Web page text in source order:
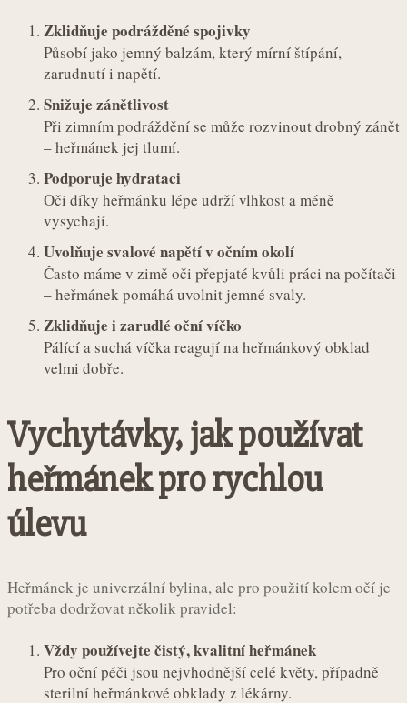
Zklidňuje podrážděné spojivky
Působí jako jemný balzám, který mírní štípání,
zarudnutí i napětí.
Snižuje zánětlivost
Při zimním podráždění se může rozvinout drobný zánět
– heřmánek jej tlumí.
Podporuje hydrataci
Oči díky heřmánku lépe udrží vlhkost a méně
vysychají.
Uvolňuje svalové napětí v očním okolí
Často máme v zimě oči přepjaté kvůli práci na počítači
– heřmánek pomáhá uvolnit jemné svaly.
Zklidňuje i zarudlé oční víčko
Pálící a suchá víčka reagují na heřmánkový obklad
velmi dobře.
Vychytávky, jak používat
heřmánek pro rychlou
úlevu
Heřmánek je univerzální bylina, ale pro použití kolem očí je
potřeba dodržovat několik pravidel:
Vždy používejte čistý, kvalitní heřmánek
Pro oční péči jsou nejvhodnější celé květy, případně
sterilní heřmánkové obklady z lékárny.